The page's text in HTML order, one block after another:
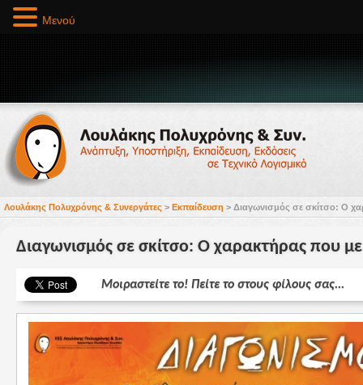
Λουλάκης Πολυχρόνης & Συνεργάτες > Εκπαίδευση > Διαγωνισμός σε σκίτσο: Ο
Διαγωνισμός σε σκίτσο: Ο χαρακτήρας που με
Μοιραστείτε το! Πείτε το στους φίλους σας...
Μενού